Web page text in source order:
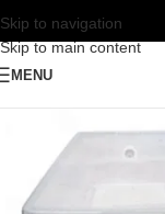
Skip to navigation
Skip to main content
MENU